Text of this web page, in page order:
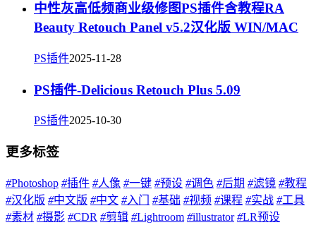
中性灰高低频商业级修图PS插件含教程RA
Beauty Retouch Panel v5.2汉化版 WIN/MAC
PS插件2025-11-28
PS插件-Delicious Retouch Plus 5.09
PS插件2025-10-30
更多标签
#Photoshop #插件 #人像 #一键 #预设 #调色 #后期 #滤镜 #教程
#汉化版 #中文版 #中文 #入门 #基础 #视频 #课程 #实战 #工具
#素材 #摄影 #CDR #剪辑 #Lightroom #illustrator #LR预设